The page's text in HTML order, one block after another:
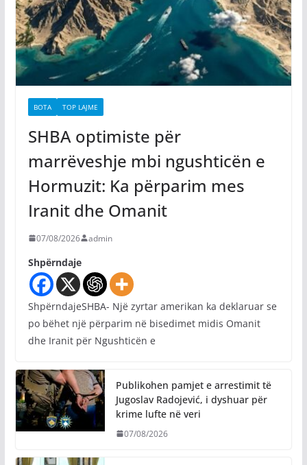
BOTA TOP LAJME
SHBA optimiste për
marrëveshje mbi ngushticën e
Hormuzit: Ka përparim mes
Iranit dhe Omanit
07/08/2026 admin
Shpërndaje
ShpërndajeSHBA- Një zyrtar amerikan ka deklaruar se
po bëhet një përparim në bisedimet midis Omanit
dhe Iranit për Ngushticën e
Publikohen pamjet e arrestimit të
Jugoslav Radojević, i dyshuar për
krime lufte në veri
07/08/2026